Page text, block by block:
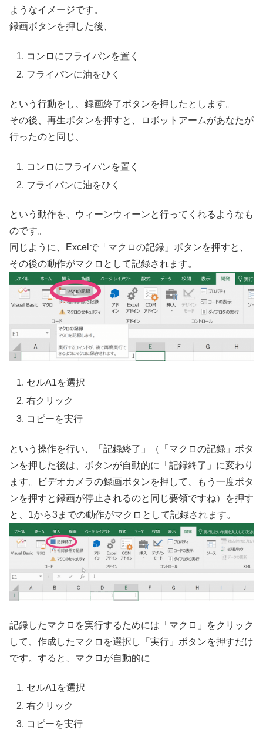
ようなイメージです。
録画ボタンを押した後、
コンロにフライパンを置く
フライパンに油をひく
という行動をし、録画終了ボタンを押したとします。
その後、再生ボタンを押すと、ロボットアームがあなたが
行ったのと同じ、
コンロにフライパンを置く
フライパンに油をひく
という動作を、ウィーンウィーンと行ってくれるようなも
のです。
同じように、Excelで「マクロの記録」ボタンを押すと、
その後の動作がマクロとして記録されます。
セルA1を選択
右クリック
コピーを実行
という操作を行い、「記録終了」（「マクロの記録」ボタ
ンを押した後は、ボタンが自動的に「記録終了」に変わり
ます。ビデオカメラの録画ボタンを押して、もう一度ボタ
ンを押すと録画が停止されるのと同じ要領ですね）を押す
と、1から3までの動作がマクロとして記録されます。
記録したマクロを実行するためには「マクロ」をクリック
して、作成したマクロを選択し「実行」ボタンを押すだけ
です。すると、マクロが自動的に
セルA1を選択
右クリック
コピーを実行